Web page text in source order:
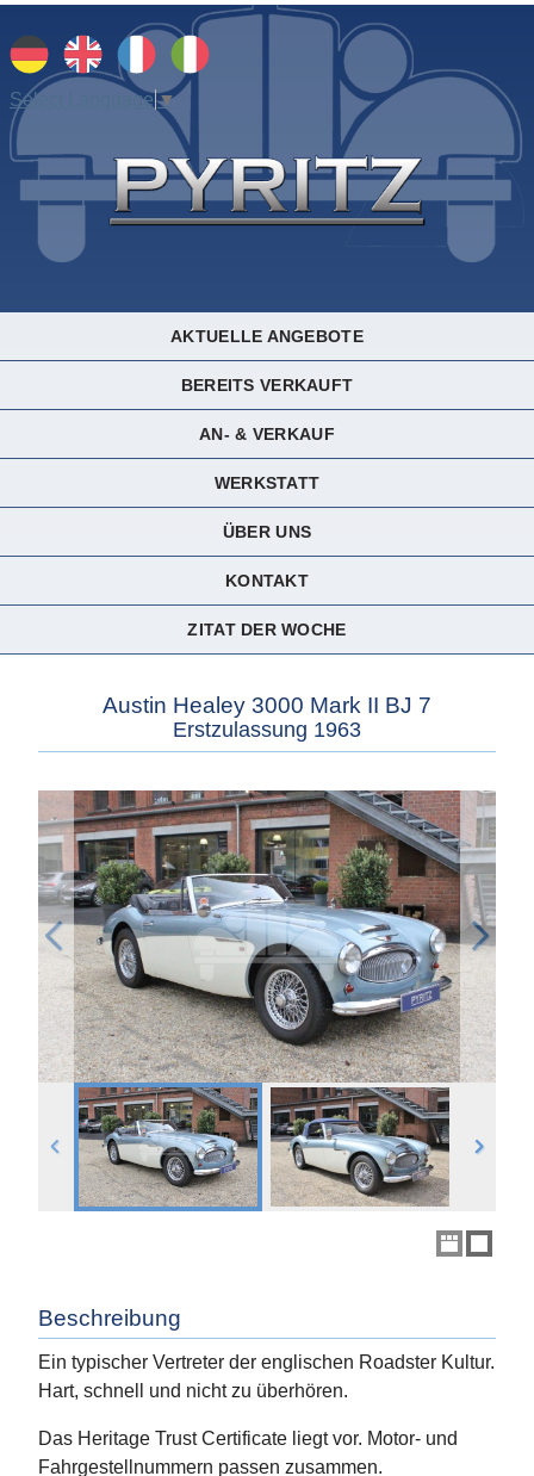
Select Language▼
AKTUELLE ANGEBOTE
BEREITS VERKAUFT
AN- & VERKAUF
WERKSTATT
ÜBER UNS
KONTAKT
ZITAT DER WOCHE
Austin Healey 3000 Mark II BJ 7
Erstzulassung 1963
Beschreibung
Ein typischer Vertreter der englischen Roadster Kultur.
Hart, schnell und nicht zu überhören.
Das Heritage Trust Certificate liegt vor. Motor- und
Fahrgestellnummern passen zusammen.